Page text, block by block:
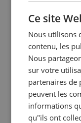
Pince à poutres
oeillet de levage
Voir le produit
Ce site
Nous utilisons
contenu, les
Nous
sur votre
partenaires de
peuvent les
informations
qu"ils ont